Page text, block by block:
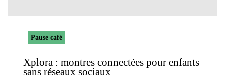
Pause café
Xplora : montres connectées pour enfants
sans réseaux sociaux